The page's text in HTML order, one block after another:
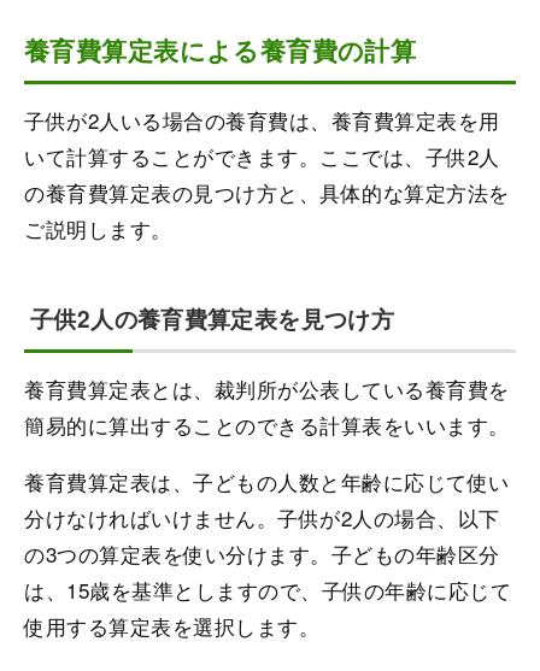
養育費算定表による養育費の計算
子供が2人いる場合の養育費は、養育費算定表を用
いて計算することができます。ここでは、子供2人
の養育費算定表の見つけ方と、具体的な算定方法を
ご説明します。
子供2人の養育費算定表を見つけ方
養育費算定表とは、裁判所が公表している養育費を
簡易的に算出することのできる計算表をいいます。
養育費算定表は、子どもの人数と年齢に応じて使い
分けなければいけません。子供が2人の場合、以下
の3つの算定表を使い分けます。子どもの年齢区分
は、15歳を基準としますので、子供の年齢に応じて
使用する算定表を選択します。